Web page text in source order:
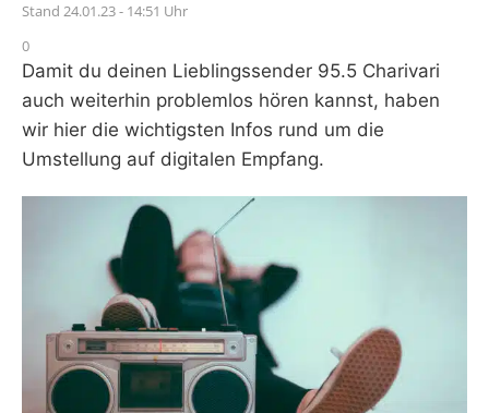
Stand 24.01.23 - 14:51 Uhr
0
Damit du deinen Lieblingssender 95.5 Charivari
auch weiterhin problemlos hören kannst, haben
wir hier die wichtigsten Infos rund um die
Umstellung auf digitalen Empfang.